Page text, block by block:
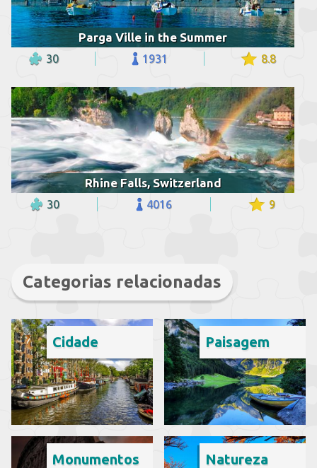
Parga Ville in the Summer
30 1931 8.8
Rhine Falls, Switzerland
30 4016 9
Categorias relacionadas
Cidade Paisagem
Monumentos Natureza